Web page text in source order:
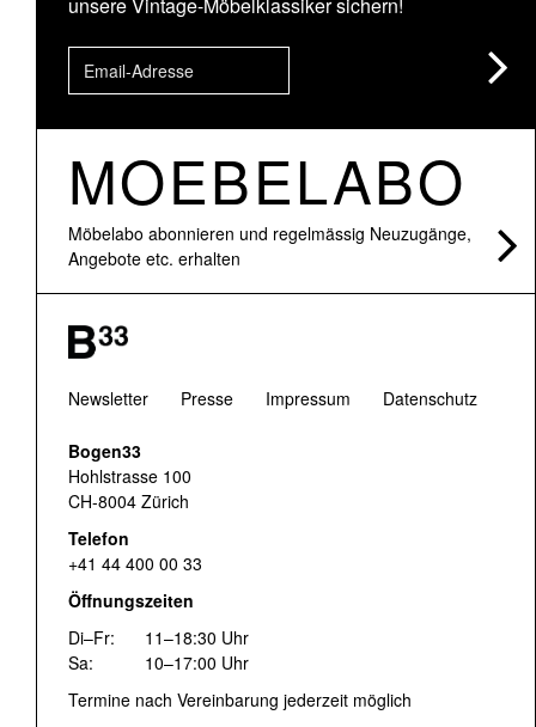
unsere Vintage-Möbelklassiker sichern!
MOEBELABO
Möbelabo abonnieren und regelmässig Neuzugänge,
Angebote etc. erhalten
Newsletter Presse Impressum Datenschutz
Bogen33
Hohlstrasse 100
CH-8004 Zürich
Telefon
+41 44 400 00 33
Öffnungszeiten
Di–Fr:
11–18:30 Uhr
Sa:
10–17:00 Uhr
Termine nach Vereinbarung jederzeit möglich